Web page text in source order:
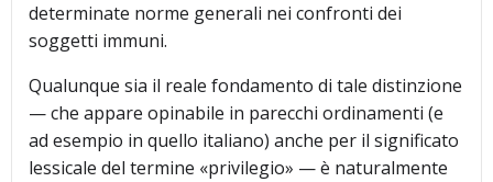
determinate norme generali nei confronti dei
soggetti immuni.
Qualunque sia il reale fondamento di tale distinzione
— che appare opinabile in parecchi ordinamenti (e
ad esempio in quello italiano) anche per il significato
lessicale del termine «privilegio» — è naturalmente